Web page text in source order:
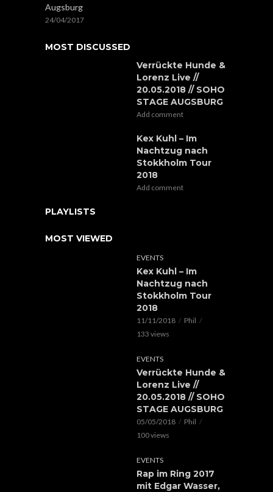
Augsburg
24/04/2017
MOST DISCUSSED
Verrückte Hunde &
Lorenz Live //
20.05.2018 // SOHO
STAGE AUGSBURG
Add comment
Kex Kuhl – Im
Nachtzug nach
Stokkholm Tour
2018
Add comment
PLAYLISTS
MOST VIEWED
EVENTS
Kex Kuhl – Im
Nachtzug nach
Stokkholm Tour
2018
11/11/2018
Phil
133 views
EVENTS
Verrückte Hunde &
Lorenz Live //
20.05.2018 // SOHO
STAGE AUGSBURG
05/05/2018
Phil
100 views
EVENTS
Rap im Ring 2017
mit Edgar Wasser,